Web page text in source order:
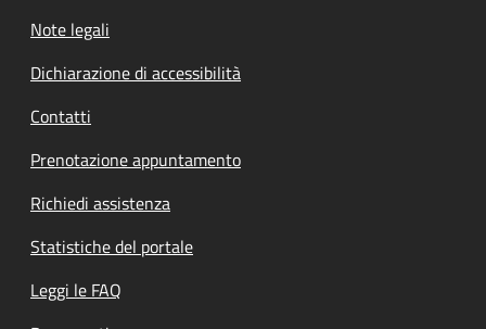
Note legali
Dichiarazione di accessibilità
Contatti
Prenotazione appuntamento
Richiedi assistenza
Statistiche del portale
Leggi le FAQ